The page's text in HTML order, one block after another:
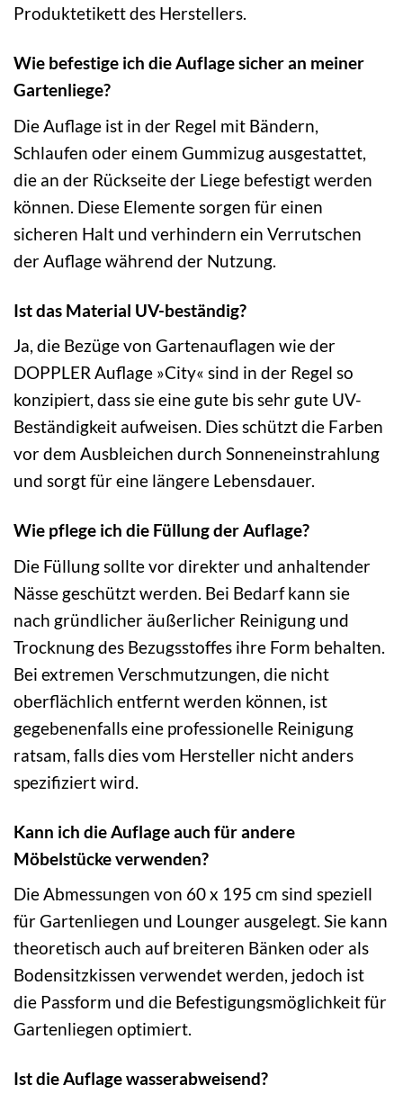
Produktetikett des Herstellers.
Wie befestige ich die Auflage sicher an meiner
Gartenliege?
Die Auflage ist in der Regel mit Bändern,
Schlaufen oder einem Gummizug ausgestattet,
die an der Rückseite der Liege befestigt werden
können. Diese Elemente sorgen für einen
sicheren Halt und verhindern ein Verrutschen
der Auflage während der Nutzung.
Ist das Material UV-beständig?
Ja, die Bezüge von Gartenauflagen wie der
DOPPLER Auflage »City« sind in der Regel so
konzipiert, dass sie eine gute bis sehr gute UV-
Beständigkeit aufweisen. Dies schützt die Farben
vor dem Ausbleichen durch Sonneneinstrahlung
und sorgt für eine längere Lebensdauer.
Wie pflege ich die Füllung der Auflage?
Die Füllung sollte vor direkter und anhaltender
Nässe geschützt werden. Bei Bedarf kann sie
nach gründlicher äußerlicher Reinigung und
Trocknung des Bezugsstoffes ihre Form behalten.
Bei extremen Verschmutzungen, die nicht
oberflächlich entfernt werden können, ist
gegebenenfalls eine professionelle Reinigung
ratsam, falls dies vom Hersteller nicht anders
spezifiziert wird.
Kann ich die Auflage auch für andere
Möbelstücke verwenden?
Die Abmessungen von 60 x 195 cm sind speziell
für Gartenliegen und Lounger ausgelegt. Sie kann
theoretisch auch auf breiteren Bänken oder als
Bodensitzkissen verwendet werden, jedoch ist
die Passform und die Befestigungsmöglichkeit für
Gartenliegen optimiert.
Ist die Auflage wasserabweisend?